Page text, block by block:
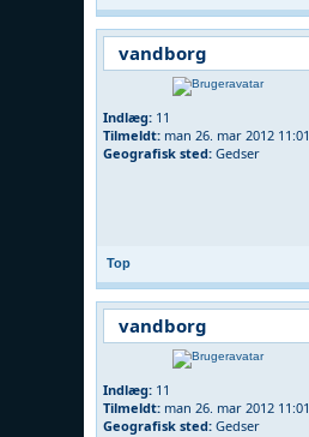
vandborg
Indlæg: 11
Tilmeldt: man 26. mar 2012 11:01
Geografisk sted: Gedser
Top
vandborg
Indlæg: 11
Tilmeldt: man 26. mar 2012 11:01
Geografisk sted: Gedser